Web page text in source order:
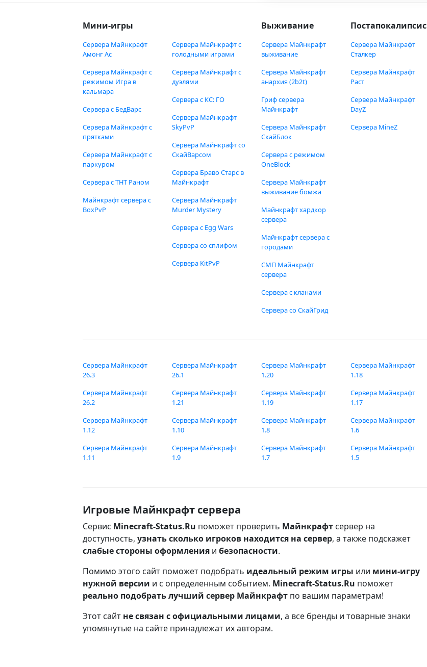
Мини-игры
Сервера Майнкрафт
Амонг Ас
Сервера Майнкрафт с
режимом Игра в
кальмара
Сервера с БедВарс
Сервера Майнкрафт с
прятками
Сервера Майнкрафт с
паркуром
Сервера с ТНТ Раном
Майнкрафт сервера с
BoxPvP
Сервера Майнкрафт с
голодными играми
Сервера Майнкрафт с
дуэлями
Сервера с КС: ГО
Сервера Майнкрафт
SkyPvP
Сервера Майнкрафт со
СкайВарсом
Сервера Браво Старс в
Майнкрафт
Сервера Майнкрафт
Murder Mystery
Сервера с Egg Wars
Сервера со сплифом
Сервера KitPvP
Выживание
Сервера Майнкрафт
выживание
Сервера Майнкрафт
анархия (2b2t)
Гриф сервера
Майнкрафт
Сервера Майнкрафт
СкайБлок
Сервера с режимом
OneBlock
Сервера Майнкрафт
выживание бомжа
Майнкрафт хардкор
сервера
Майнкрафт сервера с
городами
СМП Майнкрафт
сервера
Сервера с кланами
Сервера со СкайГрид
Постапокалипсис
Сервера Майнкрафт
Сталкер
Сервера Майнкрафт
Раст
Сервера Майнкрафт
DayZ
Сервера MineZ
Сервера Майнкрафт
26.3
Сервера Майнкрафт
26.2
Сервера Майнкрафт
26.1
Сервера Майнкрафт
1.21
Сервера Майнкрафт
1.20
Сервера Майнкрафт
1.19
Сервера Майнкрафт
1.18
Сервера Майнкрафт
1.17
Сервера Майнкрафт
1.12
Сервера Майнкрафт
1.11
Сервера Майнкрафт
1.10
Сервера Майнкрафт
1.9
Сервера Майнкрафт
1.8
Сервера Майнкрафт
1.7
Сервера Майнкрафт
1.6
Сервера Майнкрафт
1.5
Игровые Майнкрафт сервера
Сервис Minecraft-Status.Ru поможет проверить Майнкрафт сервер на
доступность, узнать сколько игроков находится на сервер, а также подскажет
слабые стороны оформления и безопасности.
Помимо этого сайт поможет подобрать идеальный режим игры или мини-игру
нужной версии и с определенным событием. Minecraft-Status.Ru поможет
реально подобрать лучший сервер Майнкрафт по вашим параметрам!
Этот сайт не связан с официальными лицами, а все бренды и товарные знаки
упомянутые на сайте принадлежат их авторам.